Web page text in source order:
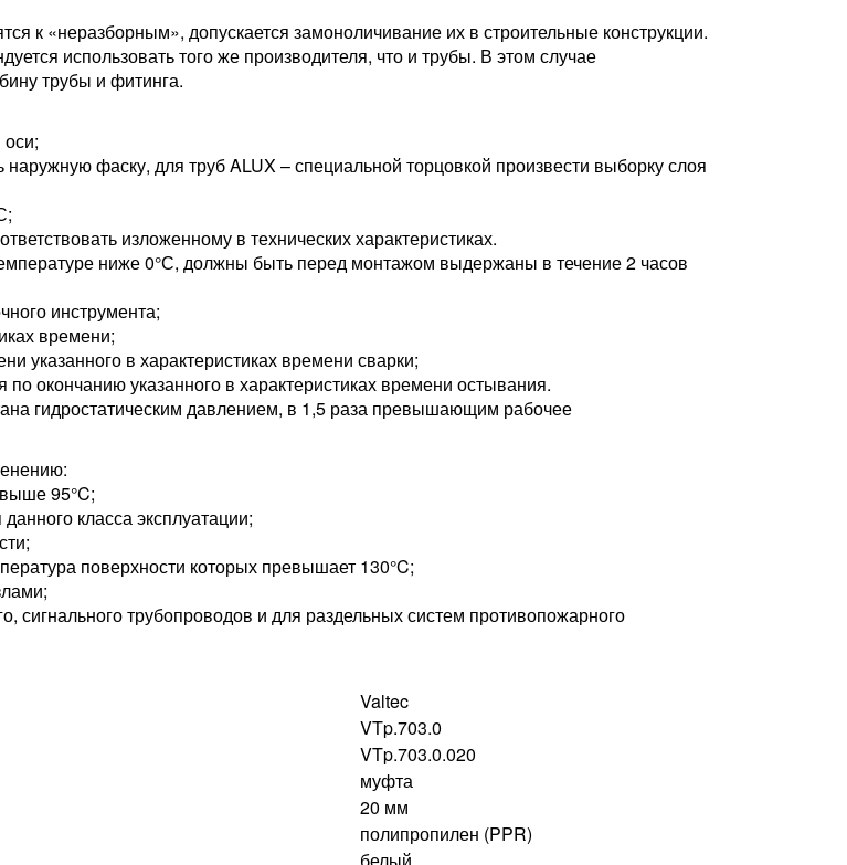
к «неразборным», допускается замоноличивание их в строительные конструкции.
использовать того же производителя, что и трубы. В этом случае
трубы и фитинга.
наружную фаску, для труб ALUX – специальной торцовкой произвести выборку слоя
изложенному в технических характеристиках.
ниже 0°С, должны быть перед монтажом выдержаны в течение 2 часов
инструмента;
времени;
указанного в характеристиках времени сварки;
окончанию указанного в характеристиках времени остывания.
гидростатическим давлением, в 1,5 раза превышающим рабочее
95°C;
класса эксплуатации;
поверхности которых превышает 130°C;
сигнального трубопроводов и для раздельных систем противопожарного
Valtec
VTp.703.0
VTp.703.0.020
муфта
20 мм
полипропилен (PPR)